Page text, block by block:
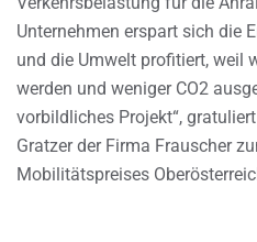
Unternehmen erspart sich die
und die Umwelt profitiert, weil
werden und weniger CO2
vorbildliches Projekt“,
Gratzer der Firma Frauscher
Mobilitätspreises